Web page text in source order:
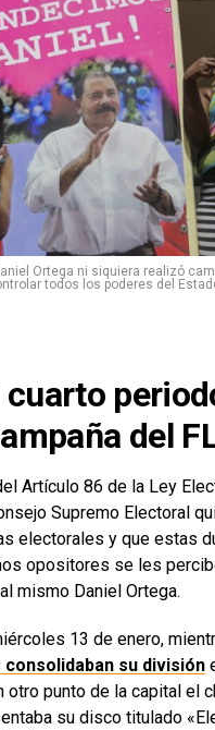
Ortega ni siquiera realizó
todos los poderes del
cuarto
del
Artículo 86 de la Ley
Supremo Electoral
electorales y que estas
opositores se les
mismo Daniel Ortega.
13 de enero,
su división
otro punto de la capital el
su disco titulado